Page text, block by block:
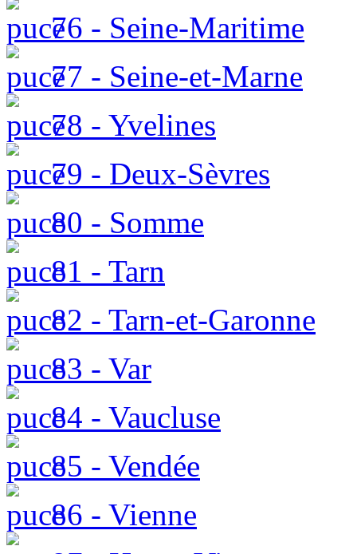
76 - Seine-Maritime
77 - Seine-et-Marne
78 - Yvelines
79 - Deux-Sèvres
80 - Somme
81 - Tarn
82 - Tarn-et-Garonne
83 - Var
84 - Vaucluse
85 - Vendée
86 - Vienne